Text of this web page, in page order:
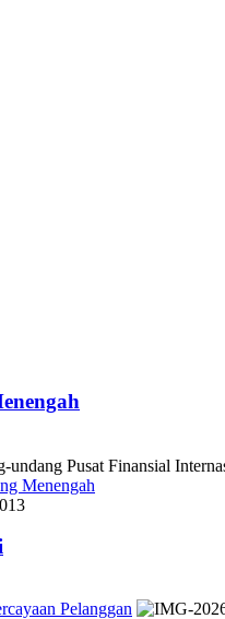
Pusat Finansial
Menengah
Pelanggan